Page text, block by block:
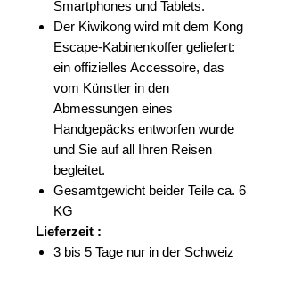
Smartphones und Tablets.
Der Kiwikong wird mit dem Kong
Escape-Kabinenkoffer geliefert:
ein offizielles Accessoire, das
vom Künstler in den
Abmessungen eines
Handgepäcks entworfen wurde
und Sie auf all Ihren Reisen
begleitet.
Gesamtgewicht beider Teile ca. 6
KG
Lieferzeit :
3 bis 5 Tage nur in der Schweiz